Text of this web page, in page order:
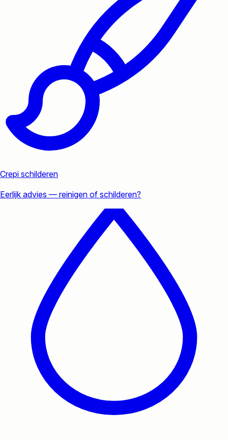
Crepi schilderen
Eerlijk advies — reinigen of schilderen?